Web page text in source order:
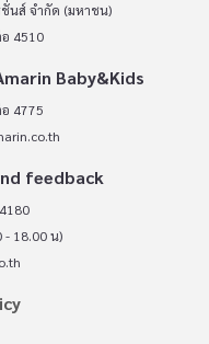
ชั่นส์ จำกัด (มหาชน)
4510
Baby&Kids
4775
feedback
- 18.00 น)